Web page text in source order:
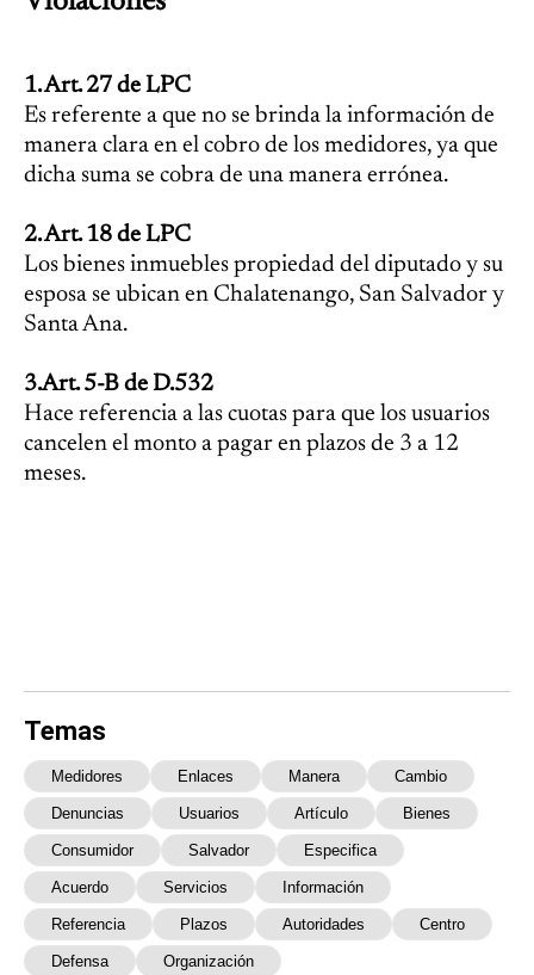
1. Art. 27 de LPC
Es referente a que no se brinda la información de
manera clara en el cobro de los medidores, ya que
dicha suma se cobra de una manera errónea.
2. Art. 18 de LPC
Los bienes inmuebles propiedad del diputado y su
esposa se ubican en Chalatenango, San Salvador y
Santa Ana.
3.Art. 5-B de D.532
Hace referencia a las cuotas para que los usuarios
cancelen el monto a pagar en plazos de 3 a 12
meses.
Temas
Medidores Enlaces Manera Cambio
Denuncias Usuarios Artículo Bienes
Consumidor Salvador Especifica
Acuerdo Servicios Información
Referencia Plazos Autoridades Centro
Defensa Organización